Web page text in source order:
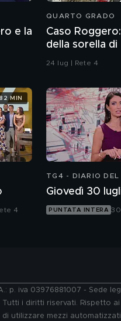
e la
QUARTO GRADO
Caso
della sorella di
24 lug | Rete 4
4
MIN
TG4 - DIARIO DEL
Giovedì 30
PUNTATA INTERA
p. iva 03976881007 - Sede
i diritti riservati.
utilizzare mezzi